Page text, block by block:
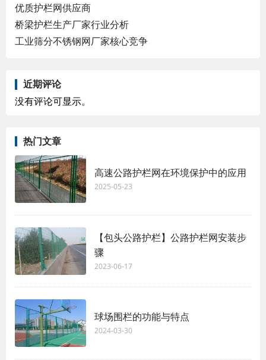
优质护栏网供应商
桥梁护栏生产厂家行业分析
工业筛分不锈钢网厂家核心竞争
近期评论
没有评论可显示。
热门文章
高速公路护栏网在环境保护中的应用
2025-05-23
【包头公路护栏】公路护栏网安装步
骤
2023-06-17
球场围栏的功能与特点
2024-03-30